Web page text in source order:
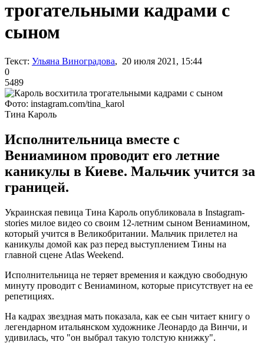
трогательными кадрами с
сыном
Текст: Ульяна Виноградова, 20 июля 2021, 15:44
0
5489
Фото: instagram.com/tina_karol
Тина Кароль
Исполнительница вместе с
Вениамином проводит его летние
каникулы в Киеве. Мальчик учится за
границей.
Украинская певица Тина Кароль опубликовала в Instagram-
stories милое видео со своим 12-летним сыном Вениамином,
который учится в Великобритании. Мальчик прилетел на
каникулы домой как раз перед выступлением Тины на
главной сцене Atlas Weekend.
Исполнительница не теряет времения и каждую свободную
минуту проводит с Вениамином, которые присутствует на ее
репетициях.
На кадрах звездная мать показала, как ее сын читает книгу о
легендарном итальянском художнике Леонардо да Винчи, и
удивилась, что "он выбрал такую толстую книжку".